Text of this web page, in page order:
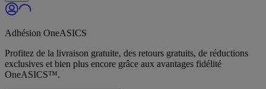
Adhésion OneASICS
Profitez de la livraison gratuite, des retours gratuits, de réductions
exclusives et bien plus encore grâce aux avantages fidélité
OneASICS™.